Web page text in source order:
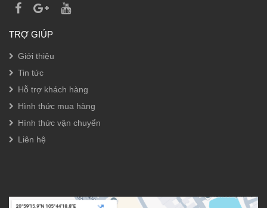
TRỢ GIÚP
Giới thiệu
Tin tức
Hỗ trợ khách hàng
Hình thức mua hàng
Hình thức vận chuyển
Liên hệ